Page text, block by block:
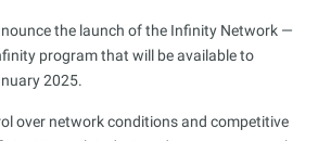
the launch of the Infinity Network —
program that will be available to
2025.
over network conditions and competitive